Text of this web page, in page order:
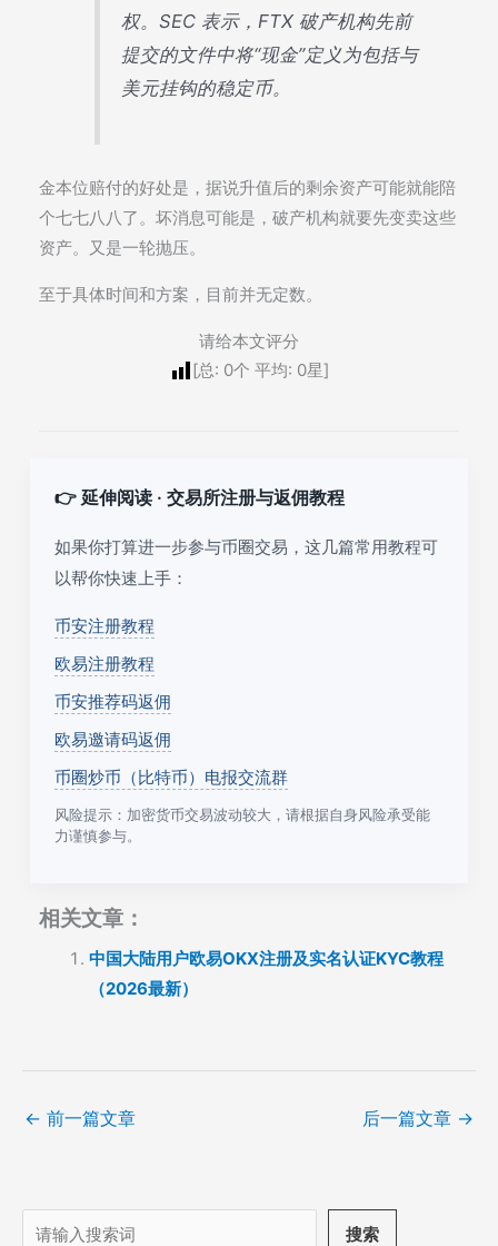
权。SEC 表示，FTX 破产机构先前
提交的文件中将“现金”定义为包括与
美元挂钩的稳定币。
金本位赔付的好处是，据说升值后的剩余资产可能就能陪
个七七八八了。坏消息可能是，破产机构就要先变卖这些
资产。又是一轮抛压。
至于具体时间和方案，目前并无定数。
请给本文评分
[总: 0个 平均: 0星]
👉 延伸阅读 · 交易所注册与返佣教程
如果你打算进一步参与币圈交易，这几篇常用教程可
以帮你快速上手：
币安注册教程
欧易注册教程
币安推荐码返佣
欧易邀请码返佣
币圈炒币（比特币）电报交流群
风险提示：加密货币交易波动较大，请根据自身风险承受能
力谨慎参与。
相关文章：
中国大陆用户欧易OKX注册及实名认证KYC教程
（2026最新）
← 前一篇文章 后一篇文章 →
搜
搜索